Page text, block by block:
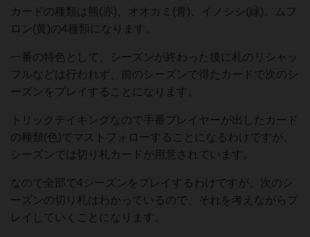
カードの種類は熊(赤)、オオカミ(青)、イノシシ(緑)、ムフ
ロン(黄)の4種類になります。
一番の特色として、シーズンが終わった後に札のリシャッ
フルなどは行われず、前のシーズンで得たカードで次のシ
ーズンをプレイすることになります。
トリックテイキングなので手番プレイヤーが出したカード
の種類(色)でマストフォローすることになるわけですが、
シーズンでは切り札カードが用意されています。
なので全部で4シーズンをプレイするわけですが、次のシ
ーズンの切り札はわかっているので、それを考えながらプ
レイしていくことになります。